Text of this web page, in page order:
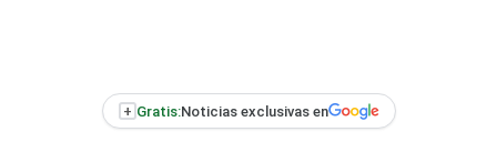
+ Gratis:Noticias exclusivas en